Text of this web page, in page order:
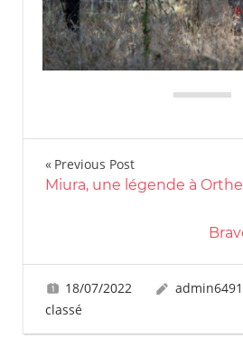
Navigation
Previous Post
Miura, une légende à
18/07/2022 admin6491
classé